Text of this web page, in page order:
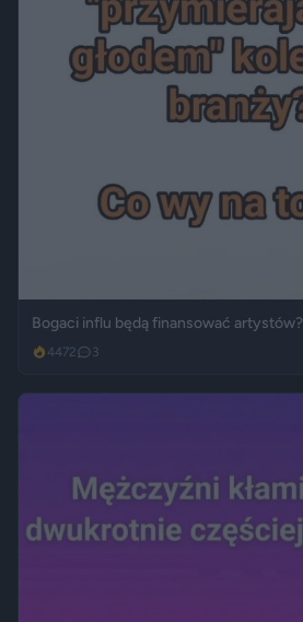
Bogaci influ będą finansować artystów?
4472 3